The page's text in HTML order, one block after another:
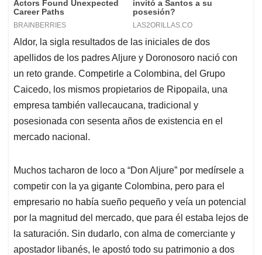
Aldor, la sigla resultados de las iniciales de dos
apellidos de los padres Aljure y Doronosoro nació con
un reto grande. Competirle a Colombina, del Grupo
Caicedo, los mismos propietarios de Ripopaila, una
empresa también vallecaucana, tradicional y
posesionada con sesenta años de existencia en el
mercado nacional.
Muchos tacharon de loco a “Don Aljure” por medírsele a
competir con la ya gigante Colombina, pero para el
empresario no había sueño pequeño y veía un potencial
por la magnitud del mercado, que para él estaba lejos de
la saturación. Sin dudarlo, con alma de comerciante y
apostador libanés, le apostó todo su patrimonio a dos